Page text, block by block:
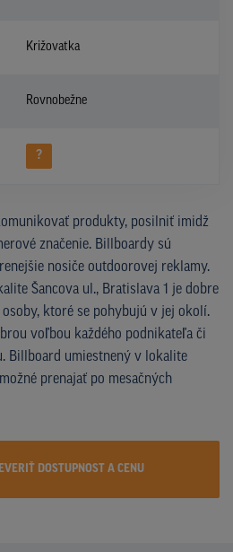
Križovatka
Rovnobežne
?
produkty, posilniť imidž
značenie. Billboardy sú
nosiče outdoorovej reklamy.
Šancova ul., Bratislava 1 je dobre
ktoré se pohybujú v jej okolí.
voľbou každého podnikateľa či
Billboard umiestnený v lokalite
prenajať po mesačných
DOSTUPNOST A CENU